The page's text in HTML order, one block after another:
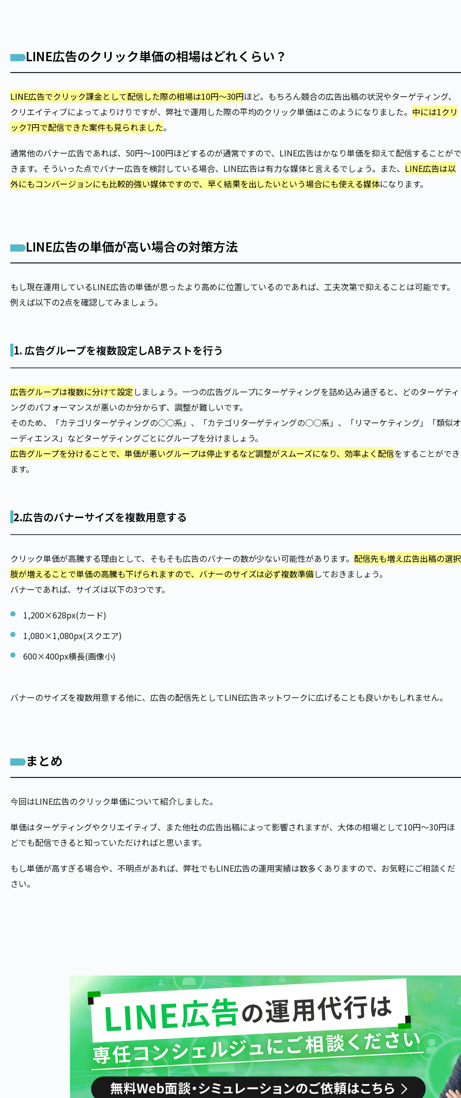
LINE広告のクリック単価の相場はどれくらい？
LINE広告でクリック課金として配信した際の相場は10円～30円ほど。もちろん競合の広告出稿の状況やターゲティング、
クリエイティブによってよりけりですが、弊社で運用した際の平均のクリック単価はこのようになりました。 中には1クリ
ック7円で配信できた案件も見られました。
通常他のバナー広告であれば、50円～100円ほどするのが通常ですので、LINE広告はかなり単価を抑えて配信することがで
きます。そういった点でバナー広告を検討している場合、LINE広告は有力な媒体と言えるでしょう。また、 LINE広告は以
外にもコンバージョンにも比較的強い媒体ですので、早く結果を出したいという場合にも使える媒体になります。
LINE広告の単価が高い場合の対策方法
もし現在運用しているLINE広告の単価が思ったより高めに位置しているのであれば、工夫次第で抑えることは可能です。
例えば以下の2点を確認してみましょう。
1. 広告グループを複数設定しABテストを行う
広告グループは複数に分けて設定しましょう。一つの広告グループにターゲティングを詰め込み過ぎると、どのターゲティ
ングのパフォーマンスが悪いのか分からず、調整が難しいです。
そのため、「カテゴリターゲティングの○○系」、「カテゴリターゲティングの○○系」、「リマーケティング」「類似オ
ーディエンス」などターゲティングごとにグループを分けましょう。
広告グループを分けることで、単価が悪いグループは停止するなど調整がスムーズになり、効率よく配信をすることができ
ます。
2.広告のバナーサイズを複数用意する
クリック単価が高騰する理由として、そもそも広告のバナーの数が少ない可能性があります。 配信先も増え広告出稿の選択
肢が増えることで単価の高騰も下げられますので、バナーのサイズは必ず複数準備しておきましょう。
バナーであれば、サイズは以下の3つです。
1,200×628px(カード)
1,080×1,080px(スクエア)
600×400px横長(画像小)
バナーのサイズを複数用意する他に、広告の配信先としてLINE広告ネットワークに広げることも良いかもしれません。
まとめ
今回はLINE広告のクリック単価について紹介しました。
単価はターゲティングやクリエイティブ、また他社の広告出稿によって影響されますが、大体の相場として10円～30円ほ
どでも配信できると知っていただければと思います。
もし単価が高すぎる場合や、不明点があれば、弊社でもLINE広告の運用実績は数多くありますので、お気軽にご相談くだ
さい。